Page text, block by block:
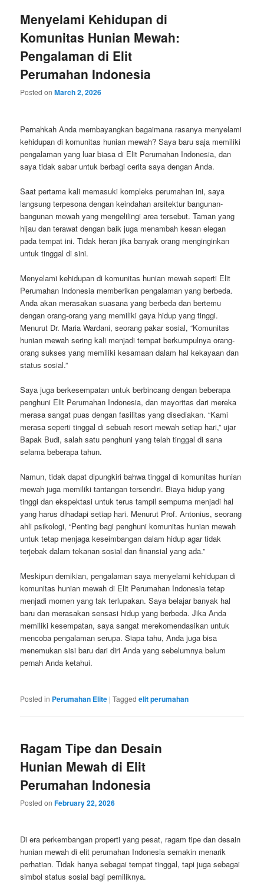
Menyelami Kehidupan di
Komunitas Hunian Mewah:
Pengalaman di Elit
Perumahan Indonesia
Posted onMarch 2, 2026
Pernahkah Anda membayangkan bagaimana rasanya menyelami
kehidupan di komunitas hunian mewah? Saya baru saja memiliki
pengalaman yang luar biasa di Elit Perumahan Indonesia, dan
saya tidak sabar untuk berbagi cerita saya dengan Anda.
Saat pertama kali memasuki kompleks perumahan ini, saya
langsung terpesona dengan keindahan arsitektur bangunan-
bangunan mewah yang mengelilingi area tersebut. Taman yang
hijau dan terawat dengan baik juga menambah kesan elegan
pada tempat ini. Tidak heran jika banyak orang menginginkan
untuk tinggal di sini.
Menyelami kehidupan di komunitas hunian mewah seperti Elit
Perumahan Indonesia memberikan pengalaman yang berbeda.
Anda akan merasakan suasana yang berbeda dan bertemu
dengan orang-orang yang memiliki gaya hidup yang tinggi.
Menurut Dr. Maria Wardani, seorang pakar sosial, “Komunitas
hunian mewah sering kali menjadi tempat berkumpulnya orang-
orang sukses yang memiliki kesamaan dalam hal kekayaan dan
status sosial.”
Saya juga berkesempatan untuk berbincang dengan beberapa
penghuni Elit Perumahan Indonesia, dan mayoritas dari mereka
merasa sangat puas dengan fasilitas yang disediakan. “Kami
merasa seperti tinggal di sebuah resort mewah setiap hari,” ujar
Bapak Budi, salah satu penghuni yang telah tinggal di sana
selama beberapa tahun.
Namun, tidak dapat dipungkiri bahwa tinggal di komunitas hunian
mewah juga memiliki tantangan tersendiri. Biaya hidup yang
tinggi dan ekspektasi untuk terus tampil sempurna menjadi hal
yang harus dihadapi setiap hari. Menurut Prof. Antonius, seorang
ahli psikologi, “Penting bagi penghuni komunitas hunian mewah
untuk tetap menjaga keseimbangan dalam hidup agar tidak
terjebak dalam tekanan sosial dan finansial yang ada.”
Meskipun demikian, pengalaman saya menyelami kehidupan di
komunitas hunian mewah di Elit Perumahan Indonesia tetap
menjadi momen yang tak terlupakan. Saya belajar banyak hal
baru dan merasakan sensasi hidup yang berbeda. Jika Anda
memiliki kesempatan, saya sangat merekomendasikan untuk
mencoba pengalaman serupa. Siapa tahu, Anda juga bisa
menemukan sisi baru dari diri Anda yang sebelumnya belum
pernah Anda ketahui.
Posted in Perumahan Elite |Tagged elit perumahan
Ragam Tipe dan Desain
Hunian Mewah di Elit
Perumahan Indonesia
Posted onFebruary 22, 2026
Di era perkembangan properti yang pesat, ragam tipe dan desain
hunian mewah di elit perumahan Indonesia semakin menarik
perhatian. Tidak hanya sebagai tempat tinggal, tapi juga sebagai
simbol status sosial bagi pemiliknya.